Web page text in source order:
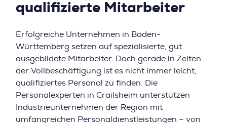
qualifizierte Mitarbeiter
Erfolgreiche Unternehmen in Baden-
Württemberg setzen auf spezialisierte, gut
ausgebildete Mitarbeiter. Doch gerade in Zeiten
der Vollbeschäftigung ist es nicht immer leicht,
qualifiziertes Personal zu finden. Die
Personalexperten in Crailsheim unterstützen
Industrieunternehmen der Region mit
umfangreichen Personaldienstleistungen – von